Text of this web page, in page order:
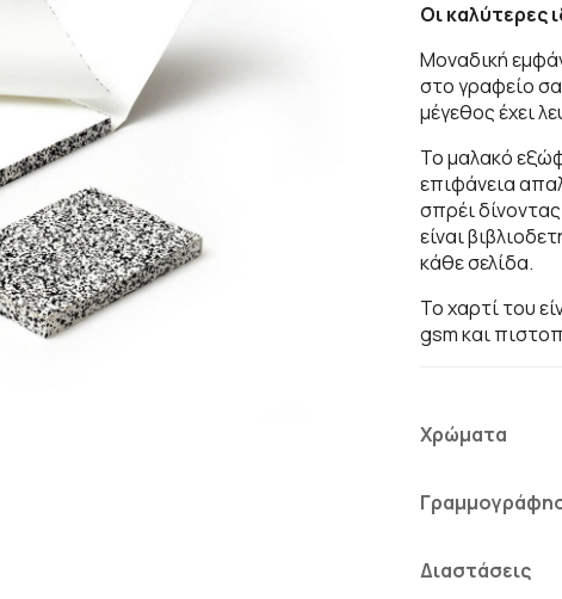
Οι καλύτερες
Μοναδική
στο γραφείο
μέγεθος έχει
Το μαλακό
επιφάνεια
σπρέι
είναι
κάθε σελίδα.
Το χαρτί του
gsm και
Χρώματα
Διαστάσεις